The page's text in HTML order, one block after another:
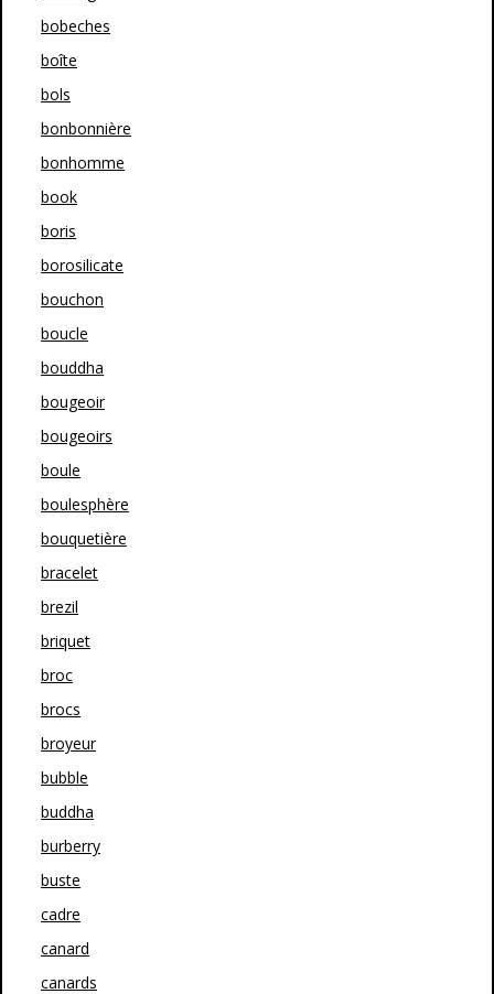
bobeches
boîte
bols
bonbonnière
bonhomme
book
boris
borosilicate
bouchon
boucle
bouddha
bougeoir
bougeoirs
boule
boulesphère
bouquetière
bracelet
brezil
briquet
broc
brocs
broyeur
bubble
buddha
burberry
buste
cadre
canard
canards